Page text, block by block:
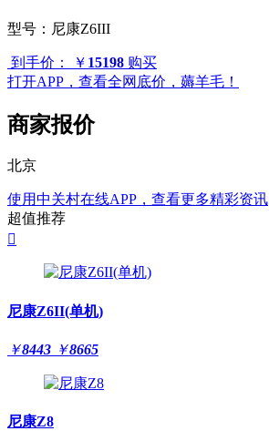
型号： 尼康Z6III
到手价： ￥ 15198 购买
打开APP，查看全网底价，薅羊毛！
商家报价
北京
使用中关村在线APP，查看更多精彩资讯
超值推荐

尼康Z6II(单机)
￥8443 ￥8665
尼康Z8